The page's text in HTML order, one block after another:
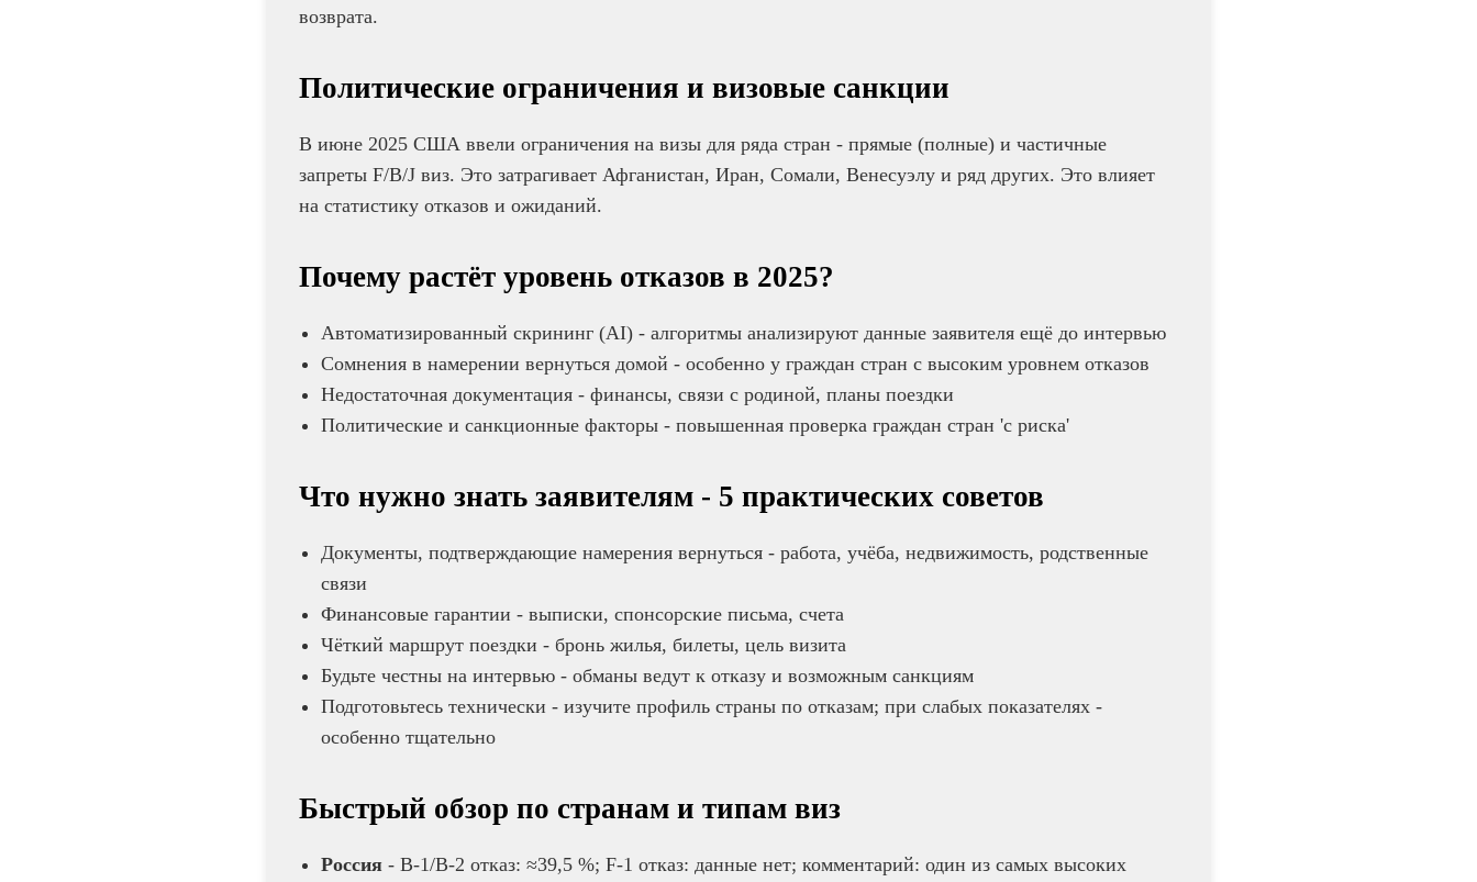
возврата.
Политические ограничения и визовые санкции
В июне 2025 США ввели ограничения на визы для ряда стран - прямые (полные) и частичные
запреты F/B/J виз. Это затрагивает Афганистан, Иран, Сомали, Венесуэлу и ряд других. Это влияет
на статистику отказов и ожиданий.
Почему растёт уровень отказов в 2025?
Автоматизированный скрининг (AI) - алгоритмы анализируют данные заявителя ещё до интервью
Сомнения в намерении вернуться домой - особенно у граждан стран с высоким уровнем отказов
Недостаточная документация - финансы, связи с родиной, планы поездки
Политические и санкционные факторы - повышенная проверка граждан стран 'с риска'
Что нужно знать заявителям - 5 практических советов
Документы, подтверждающие намерения вернуться - работа, учёба, недвижимость, родственные
связи
Финансовые гарантии - выписки, спонсорские письма, счета
Чёткий маршрут поездки - бронь жилья, билеты, цель визита
Будьте честны на интервью - обманы ведут к отказу и возможным санкциям
Подготовьтесь технически - изучите профиль страны по отказам; при слабых показателях -
особенно тщательно
Быстрый обзор по странам и типам виз
Россия - B-1/B-2 отказ: ≈39,5 %; F-1 отказ: данные нет; комментарий: один из самых высоких